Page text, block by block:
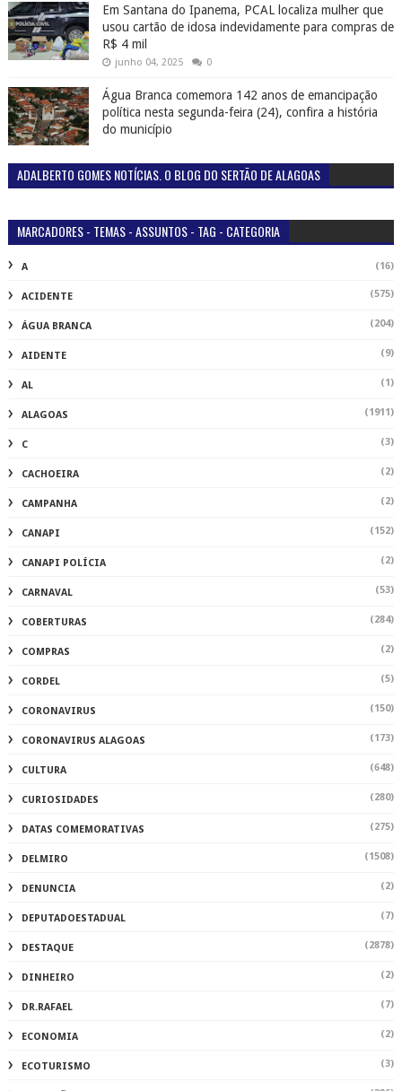
Em Santana do Ipanema, PCAL localiza mulher que
usou cartão de idosa indevidamente para compras de
R$ 4 mil
junho 04, 2025 0
Água Branca comemora 142 anos de emancipação
política nesta segunda-feira (24), confira a história
do município
ADALBERTO GOMES NOTÍCIAS. O BLOG DO SERTÃO DE ALAGOAS
MARCADORES - TEMAS - ASSUNTOS - TAG - CATEGORIA
A (16)
ACIDENTE (575)
ÁGUA BRANCA (204)
AIDENTE (9)
AL (1)
ALAGOAS (1911)
C (3)
CACHOEIRA (2)
CAMPANHA (2)
CANAPI (152)
CANAPI POLÍCIA (2)
CARNAVAL (53)
COBERTURAS (284)
COMPRAS (2)
CORDEL (5)
CORONAVIRUS (150)
CORONAVIRUS ALAGOAS (173)
CULTURA (648)
CURIOSIDADES (280)
DATAS COMEMORATIVAS (275)
DELMIRO (1508)
DENUNCIA (2)
DEPUTADOESTADUAL (7)
DESTAQUE (2878)
DINHEIRO (2)
DR.RAFAEL (7)
ECONOMIA (2)
ECOTURISMO (3)